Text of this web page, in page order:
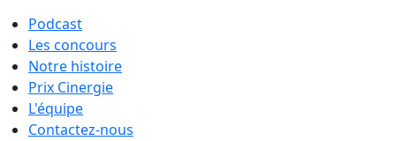
Podcast
Les concours
Notre histoire
Prix Cinergie
L'équipe
Contactez-nous